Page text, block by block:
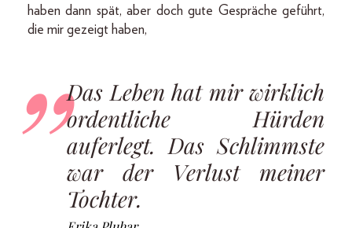
haben dann spät, aber doch gute Gespräche geführt,
die mir gezeigt ­haben,
Das Leben hat mir wirklich
ordentliche Hürden
auferlegt. Das Schlimmste
war der Verlust meiner
Tochter.